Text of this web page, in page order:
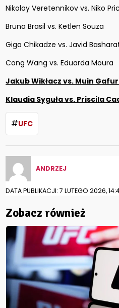
Nikolay Veretennikov vs. Niko
Bruna Brasil vs. Ketlen Souza
Giga Chikadze vs. Javid
Cong Wang vs. Eduarda Moura
Jakub Wikłacz vs. Muin
Klaudia Syguła vs. Priscila
#UFC
ANDRZEJ
DATA PUBLIKACJI: 7 LUTEGO 2026,
Zobacz również